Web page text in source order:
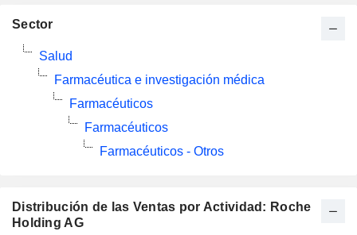
Distribución de las Ventas por Actividad: Roche
Holding AG
Sector
Salud
Farmacéutica e investigación médica
Farmacéuticos
Farmacéuticos
Farmacéuticos - Otros